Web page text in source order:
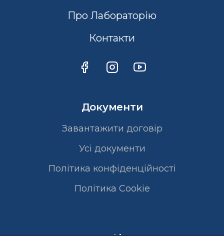
Про Лабораторію
Контакти
Документи
Завантажити договір
Усі документи
Політика конфіденційності
Полiтика Cookie